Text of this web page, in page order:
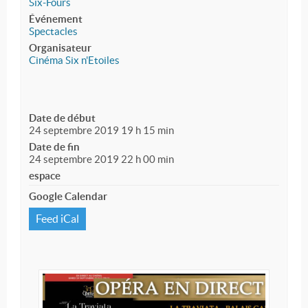
Événement
Spectacles
Organisateur
Cinéma Six n'Etoiles
Date de début
24 septembre 2019 19 h 15 min
Date de fin
24 septembre 2019 22 h 00 min
espace
Google Calendar
Feed iCal